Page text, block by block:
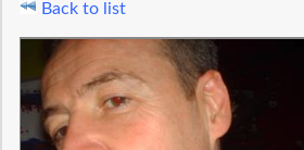
Back to list